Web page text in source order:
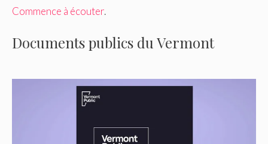
Commence à écouter.
Documents publics du Vermont